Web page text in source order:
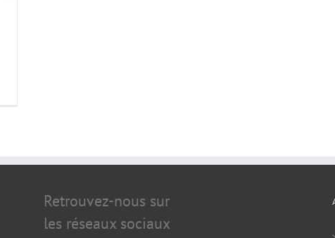
Retrouvez-nous sur
les réseaux sociaux